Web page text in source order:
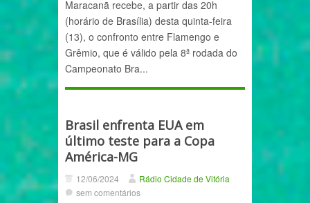
Maracanã recebe, a partir das 20h
(horário de Brasília) desta quinta-feira
(13), o confronto entre Flamengo e
Grêmio, que é válido pela 8ª rodada do
Campeonato Bra...
Brasil enfrenta EUA em
último teste para a Copa
América-MG
12/06/2024
Rádio Cidade de Vitória
sem comentários